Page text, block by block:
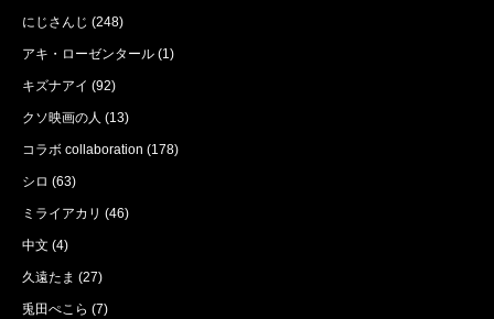
にじさんじ (248)
アキ・ローゼンタール (1)
キズナアイ (92)
クソ映画の人 (13)
コラボ collaboration (178)
シロ (63)
ミライアカリ (46)
中文 (4)
久遠たま (27)
兎田ぺこら (7)